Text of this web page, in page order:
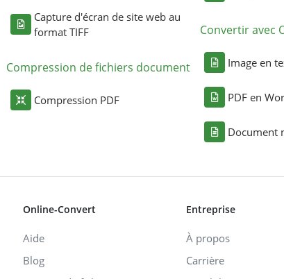
Capture d'écran de site web au
format TIFF
Compression de fichiers document
Compression PDF
Convertir avec
Image en
PDF en
Document
Online-Convert
Aide
Blog
Entreprise
À propos
Carrière